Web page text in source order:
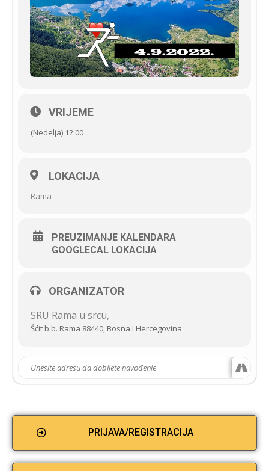
VRIJEME
(Nedelja) 12:00
LOKACIJA
Rama
PREUZIMANJE KALENDARA
GOOGLECAL LOKACIJA
ORGANIZATOR
SRU Rama u srcu,
Šćit b.b. Rama 88440, Bosna i Hercegovina
PRIJAVA/REGISTRACIJA